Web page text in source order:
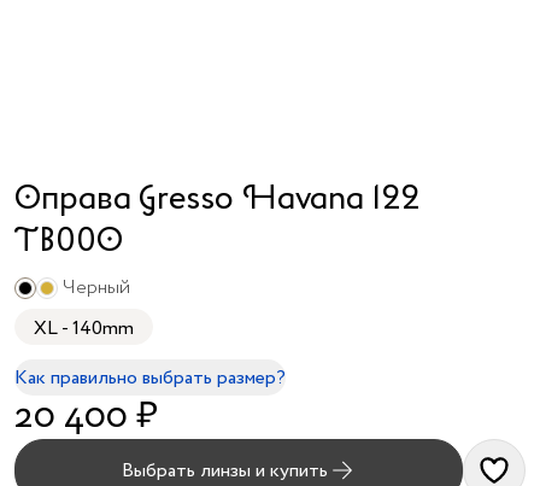
Оправа Gresso Havana 122
TB00O
Черный
XL - 140mm
Как правильно выбрать размер?
20 400 ₽
Выбрать линзы и купить